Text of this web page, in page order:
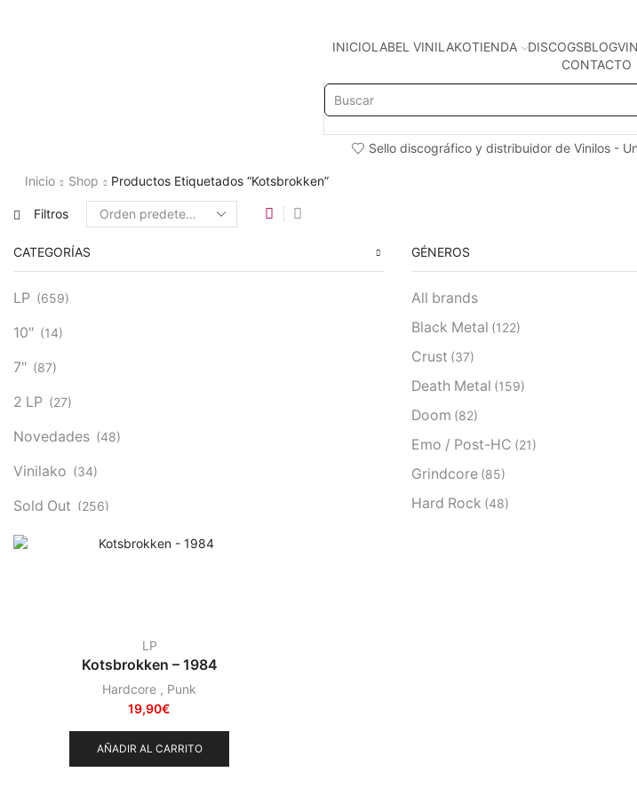
INICIOLABEL VINILAKOTIENDA DISCOGSBLOG
CONTACTO
Search
input
Sello discográfico y distribuidor de Vinilos -
Inicio Shop Productos Etiquetados “Kotsbrokken”
Filtros
CATEGORÍAS
LP (659)
10" (14)
7" (87)
2 LP (27)
Novedades (48)
Vinilako (34)
Sold Out (256)
GÉNEROS
All brands
Black Metal (122)
Crust (37)
Death Metal (159)
Doom (82)
Emo / Post-HC (21)
Grindcore (85)
Hard Rock (48)
LP
Kotsbrokken – 1984
Hardcore , Punk
19,90€
AÑADIR AL CARRITO